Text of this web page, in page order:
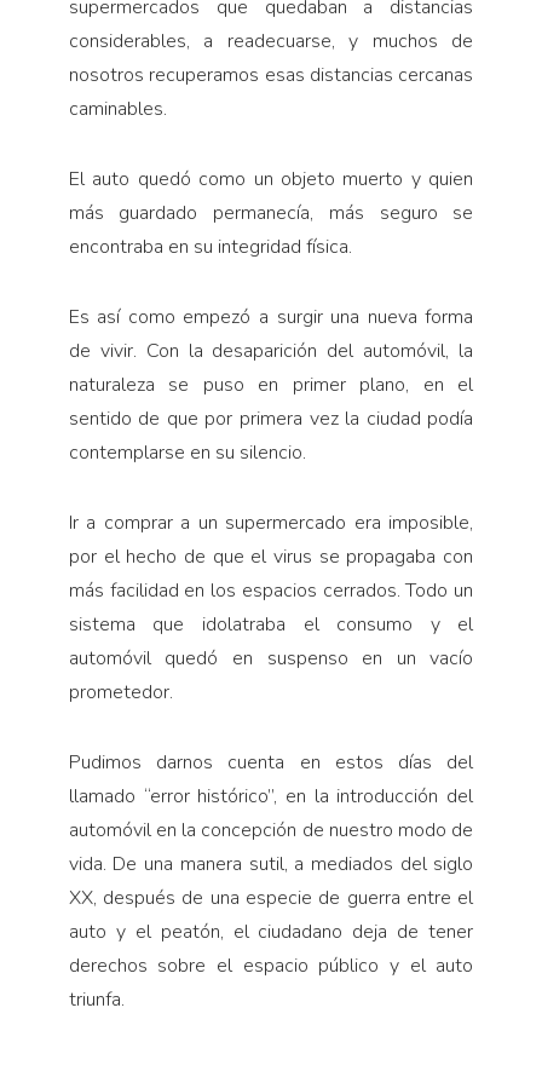
supermercados que quedaban a distancias
considerables, a readecuarse, y muchos de
nosotros recuperamos esas distancias cercanas
caminables.
El auto quedó como un objeto muerto y quien
más guardado permanecía, más seguro se
encontraba en su integridad física.
Es así como empezó a surgir una nueva forma
de vivir. Con la desaparición del automóvil, la
naturaleza se puso en primer plano, en el
sentido de que por primera vez la ciudad podía
contemplarse en su silencio.
Ir a comprar a un supermercado era imposible,
por el hecho de que el virus se propagaba con
más facilidad en los espacios cerrados. Todo un
sistema que idolatraba el consumo y el
automóvil quedó en suspenso en un vacío
prometedor.
Pudimos darnos cuenta en estos días del
llamado “error histórico”, en la introducción del
automóvil en la concepción de nuestro modo de
vida. De una manera sutil, a mediados del siglo
XX, después de una especie de guerra entre el
auto y el peatón, el ciudadano deja de tener
derechos sobre el espacio público y el auto
triunfa.